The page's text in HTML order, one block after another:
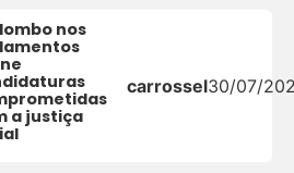
nos
a justiça
carrossel30/07/